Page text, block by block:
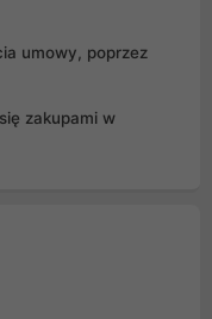
umowy, poprzez
zakupami w